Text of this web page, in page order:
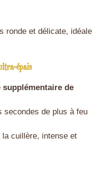
ronde et délicate, idéale
épais
de
secondes de plus à feu
cuillère, intense et